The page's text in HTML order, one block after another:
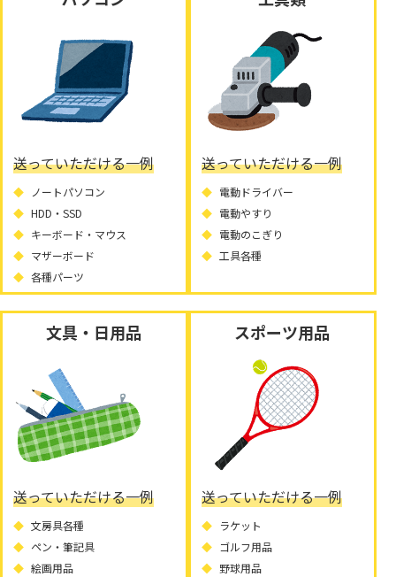
送っていただける一例
ノートパソコン
HDD・SSD
キーボード・マウス
マザーボード
各種パーツ
送っていただける一例
電動ドライバー
電動やすり
電動のこぎり
工具各種
文具・日用品
送っていただける一例
文房具各種
ペン・筆記具
絵画用品
スポーツ用品
送っていただける一例
ラケット
ゴルフ用品
野球用品